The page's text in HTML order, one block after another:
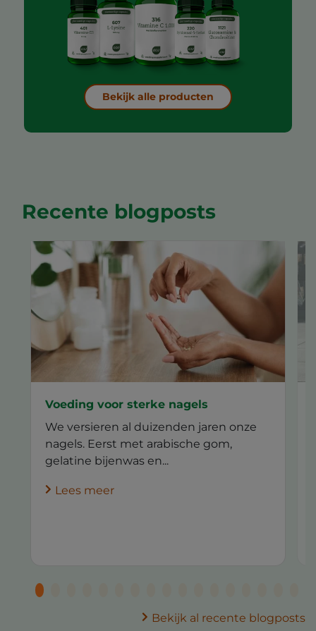
Bekijk alle producten
Recente blogposts
Voeding voor sterke nagels
We versieren al duizenden jaren onze
nagels. Eerst met arabische gom,
gelatine bijenwas en...
Lees meer
Bekijk al recente blogposts